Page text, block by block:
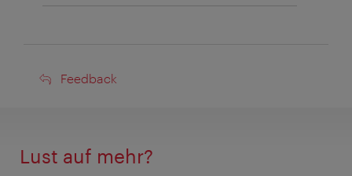
Feedback
Feedback
Lust auf mehr?